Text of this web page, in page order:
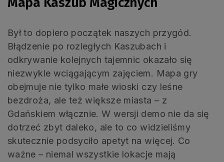
Był to dopiero początek naszych przygód.
Błądzenie po rozległych Kaszubach i
odkrywanie kolejnych tajemnic okazało się
niezwykle wciągającym zajęciem. Mapa gry
obejmuje nie tylko małe wioski czy leśne
bezdroża, ale też większe miasta – z
Gdańskiem włącznie. W wersji demo nie da się
dotrzeć zbyt daleko, ale to co widzieliśmy
skutecznie podsyciło apetyt na więcej. Co
ważne – niemal wszystkie lokacje mają